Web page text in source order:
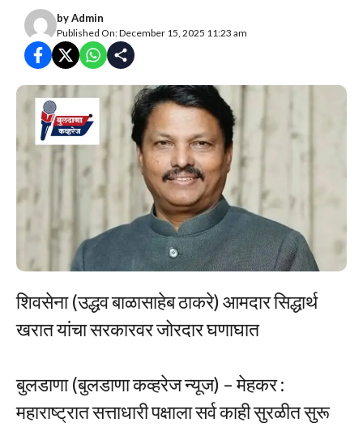
byAdmin
Published On: December 15, 2025 11:23 am
शिवसेना (उद्धव बाळासाहेब ठाकरे) आमदार सिद्धार्थ
खरात यांचा सरकारवर जोरदार घणाघात
बुलडाणा (बुलडाणा कव्हरेज न्यूज) – मेहकर :
महाराष्ट्रात सत्ताधारी पक्षाला सर्व काही सुरळीत सुरू